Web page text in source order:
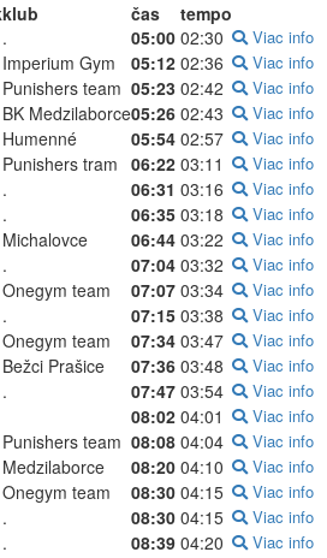
klub čas
tempo
. 05:00 02:30 Viac info
Imperium Gym 05:12 02:36 Viac info
Punishers team 05:23 02:42 Viac info
BK Medzilaborce05:26 02:43 Viac info
Humenné 05:54 02:57 Viac info
Punishers tram 06:22 03:11 Viac info
. 06:31 03:16 Viac info
. 06:35 03:18 Viac info
Michalovce 06:44 03:22 Viac info
. 07:04 03:32 Viac info
Onegym team 07:07 03:34 Viac info
. 07:15 03:38 Viac info
Onegym team 07:34 03:47 Viac info
Bežci Prašice 07:36 03:48 Viac info
. 07:47 03:54 Viac info
08:02 04:01 Viac info
Punishers team 08:08 04:04 Viac info
Medzilaborce 08:20 04:10 Viac info
Onegym team 08:30 04:15 Viac info
. 08:30 04:15 Viac info
. 08:39 04:20 Viac info